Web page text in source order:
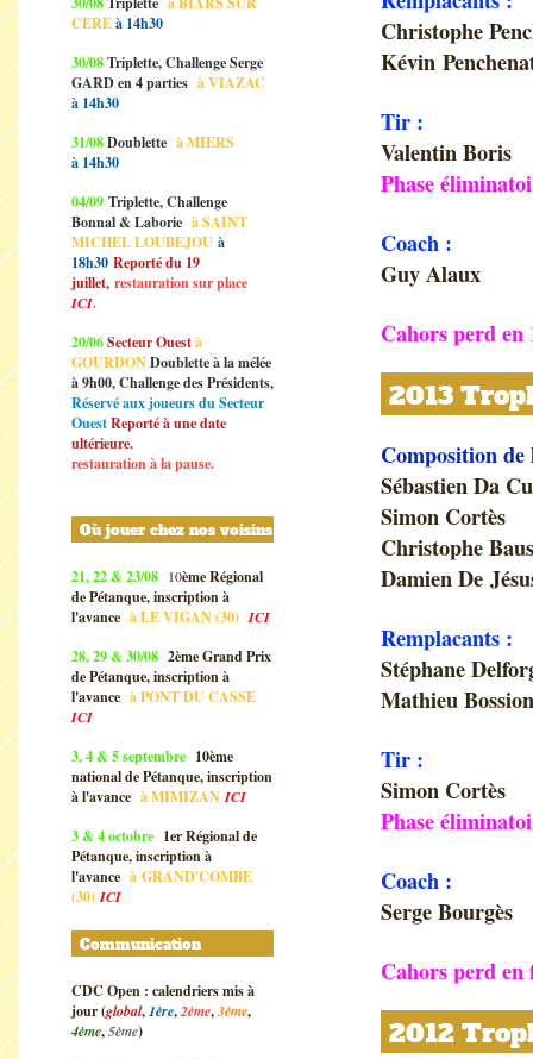
CEREà 14h30
30/08Triplette, Challenge Serge
GARD en 4 parties à VIAZAC
à 14h30
31/08Doublette à MIERS
à 14h30
04/09 Triplette, Challenge
Bonnal & Laborie à SAINT
MICHEL LOUBEJOU à
18h30 Reporté du 19
juillet, restauration sur place
ICI.
20/06Secteur Ouestà
GOURDONDoublette à la mélée
à 9h00, Challenge des Présidents,
Réservé aux joueurs du Secteur
OuestReporté à une date
ultérieure.
restauration à la pause.
Où jouer chez nos voisins
21, 22 & 23/08 10ème Régional
de Pétanque, inscription à
l'avance àLE VIGAN (30) ICI
28, 29 & 30/08 2ème Grand Prix
de Pétanque, inscription à
l'avance àPONT DU CASSE
ICI
3, 4 & 5 septembre 10ème
national de Pétanque, inscription
à l'avance àMIMIZAN ICI
3 & 4 octobre 1er Régional de
Pétanque, inscription à
l'avance à GRAND'COMBE
(30) ICI
Communication
CDC Open : calendriers mis à
jour (global,1ère,2ème,3ème,
4ème,5ème)
Christophe
Kévin
Tir :
Valentin Boris
Phase
Coach :
Guy Alaux
Cahors perd en
2013
Composition
Sébastien Da
Simon Cortès
Christophe
Damien De
Remplacants :
Stéphane
Mathieu
Tir :
Simon Cortès
Phase
Coach :
Serge Bourgès
Cahors perd
2012